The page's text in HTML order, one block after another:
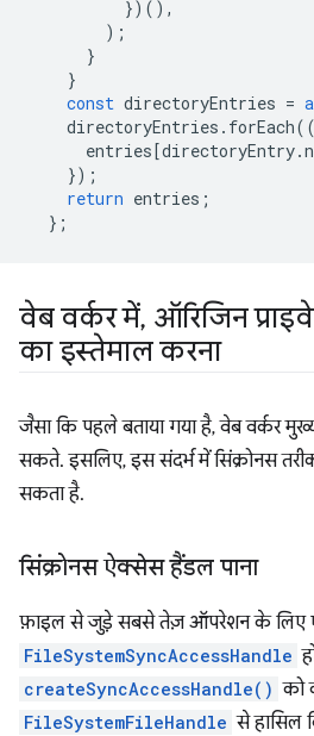
})(),
);
}
}
const directoryEntries =
directoryEntries . forEach((
entries[directoryEntry.
});
return entries ;
};
वेब वर्कर में, ऑरिजिन
का इस्तेमाल करना
जैसा कि पहले बताया गया है, वेब वर्कर
सकते. इसलिए, इस संदर्भ में सिंक्रोनस
सकता है.
सिंक्रोनस ऐक्सेस हैंडल पाना
फ़ाइल से जुड़े सबसे तेज़ ऑपरेशन के लिए
FileSystemSyncAccessHandle
createSyncAccessHandle() को
FileSystemFileHandle से हासिल